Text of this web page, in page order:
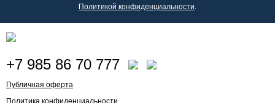
Политикой конфиденциальности.
+7 985 86 70 777
Публичная оферта
Политика конфиденциальности